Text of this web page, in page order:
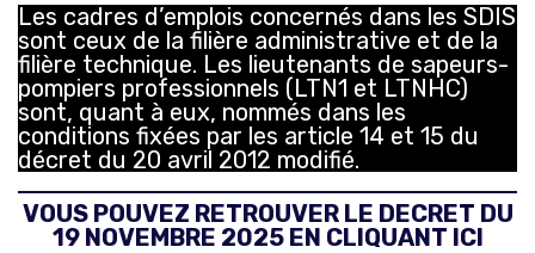
Les cadres d’emplois concernés dans les SDIS
sont ceux de la filière administrative et de la
filière technique. Les lieutenants de sapeurs-
pompiers professionnels (LTN1 et LTNHC)
sont, quant à eux, nommés dans les
conditions fixées par les article 14 et 15 du
décret du 20 avril 2012 modifié.
VOUS POUVEZ RETROUVER LE DECRET DU
19 NOVEMBRE 2025 EN CLIQUANT ICI